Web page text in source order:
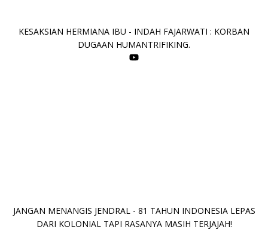
KESAKSIAN HERMIANA IBU - INDAH FAJARWATI : KORBAN
DUGAAN HUMANTRIFIKING.
JANGAN MENANGIS JENDRAL - 81 TAHUN INDONESIA LEPAS
DARI KOLONIAL TAPI RASANYA MASIH TERJAJAH!